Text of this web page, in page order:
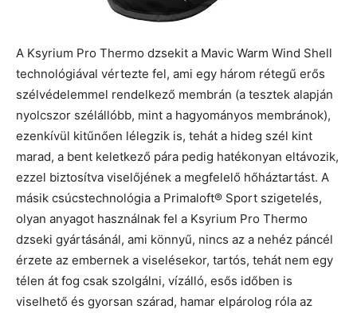
A Ksyrium Pro Thermo dzsekit a Mavic Warm Wind Shell
technológiával vértezte fel, ami egy három rétegű erős
szélvédelemmel rendelkező membrán (a tesztek alapján
nyolcszor szélállóbb, mint a hagyományos membránok),
ezenkívül kitűnően lélegzik is, tehát a hideg szél kint
marad, a bent keletkező pára pedig hatékonyan eltávozik,
ezzel biztosítva viselőjének a megfelelő hőháztartást. A
másik csúcstechnológia a Primaloft® Sport szigetelés,
olyan anyagot használnak fel a Ksyrium Pro Thermo
dzseki gyártásánál, ami könnyű, nincs az a nehéz páncél
érzete az embernek a viselésekor, tartós, tehát nem egy
télen át fog csak szolgálni, vízálló, esős időben is
viselhető és gyorsan szárad, hamar elpárolog róla az